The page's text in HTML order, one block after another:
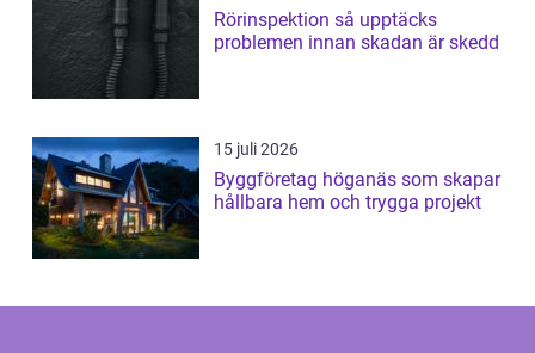
Rörinspektion så upptäcks
problemen innan skadan är skedd
15 juli 2026
Byggföretag höganäs som skapar
hållbara hem och trygga projekt